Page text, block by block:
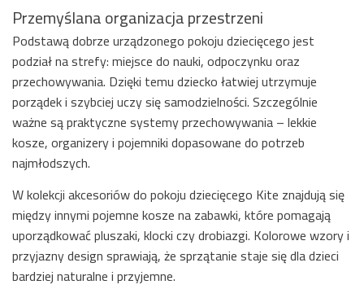
Przemyślana organizacja przestrzeni
Podstawą dobrze urządzonego pokoju dziecięcego jest
podział na strefy: miejsce do nauki, odpoczynku oraz
przechowywania. Dzięki temu dziecko łatwiej utrzymuje
porządek i szybciej uczy się samodzielności. Szczególnie
ważne są praktyczne systemy przechowywania – lekkie
kosze, organizery i pojemniki dopasowane do potrzeb
najmłodszych.
W kolekcji akcesoriów do pokoju dziecięcego Kite znajdują się
między innymi pojemne kosze na zabawki, które pomagają
uporządkować pluszaki, klocki czy drobiazgi. Kolorowe wzory i
przyjazny design sprawiają, że sprzątanie staje się dla dzieci
bardziej naturalne i przyjemne.